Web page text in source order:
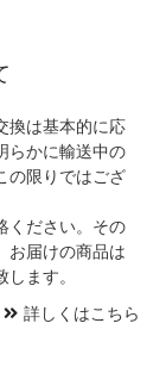
換は基本的に応
らかに輸送中の
の限りではござ
ください。その
お届けの商品は
ます。
詳しくはこちら